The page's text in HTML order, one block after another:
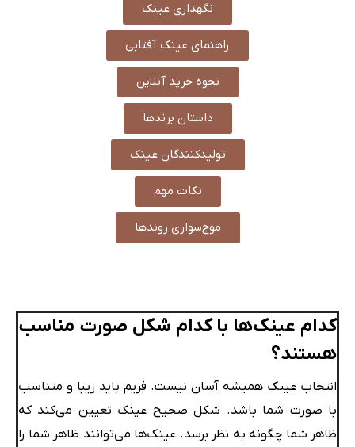
نگهداری عینک
راهنمای عینک آفتابی
نحوه خرید آنلاین
داستان برندها
تولیدکنندگان عینک
نکات مهم
موج‌سواری روندها
کدام عینک‌ها با کدام شکل صورت مناسب
هستند؟
انتخاب عینک همیشه آسان نیست. فریم باید زیبا و متناسب
با صورت شما باشد. شکل صحیح عینک تعیین می‌کند که
ظاهر شما چگونه به نظر برسد. عینک‌ها می‌توانند ظاهر شما را